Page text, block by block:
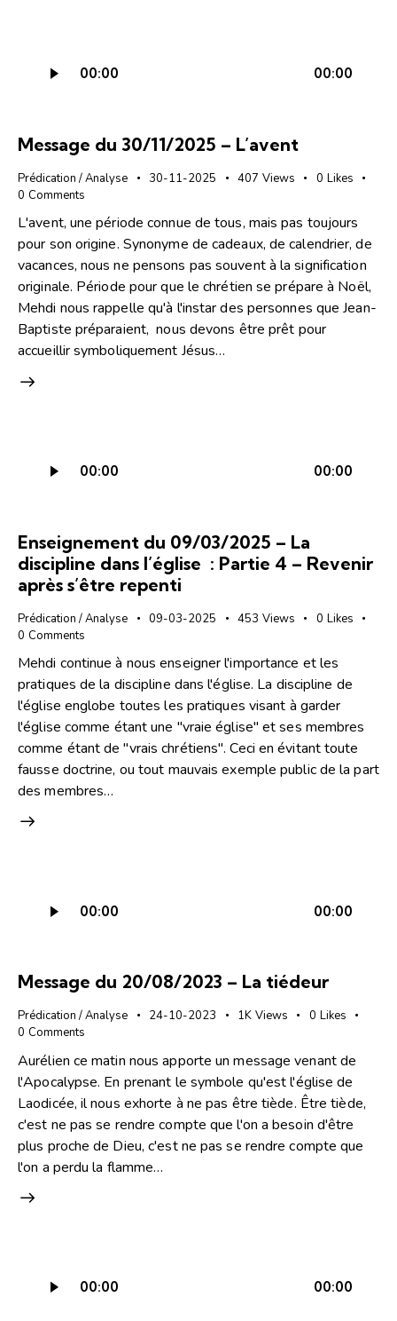
audio
00:00 00:00
Message du 30/11/2025 – L’avent
Prédication / Analyse 30-11-2025 407 Views 0 Likes
0 Comments
L'avent, une période connue de tous, mais pas toujours
pour son origine. Synonyme de cadeaux, de calendrier, de
vacances, nous ne pensons pas souvent à la signification
originale. Période pour que le chrétien se prépare à Noël,
Mehdi nous rappelle qu'à l'instar des personnes que Jean-
Baptiste préparaient, nous devons être prêt pour
accueillir symboliquement Jésus…
audio
00:00 00:00
Enseignement du 09/03/2025 – La
discipline dans l’église : Partie 4 – Revenir
après s’être repenti
Prédication / Analyse 09-03-2025 453 Views 0 Likes
0 Comments
Mehdi continue à nous enseigner l'importance et les
pratiques de la discipline dans l'église. La discipline de
l'église englobe toutes les pratiques visant à garder
l'église comme étant une "vraie église" et ses membres
comme étant de "vrais chrétiens". Ceci en évitant toute
fausse doctrine, ou tout mauvais exemple public de la part
des membres…
audio
00:00 00:00
Message du 20/08/2023 – La tiédeur
Prédication / Analyse 24-10-2023 1K Views 0 Likes
0 Comments
Aurélien ce matin nous apporte un message venant de
l'Apocalypse. En prenant le symbole qu'est l'église de
Laodicée, il nous exhorte à ne pas être tiède. Être tiède,
c'est ne pas se rendre compte que l'on a besoin d'être
plus proche de Dieu, c'est ne pas se rendre compte que
l'on a perdu la flamme…
audio
00:00 00:00